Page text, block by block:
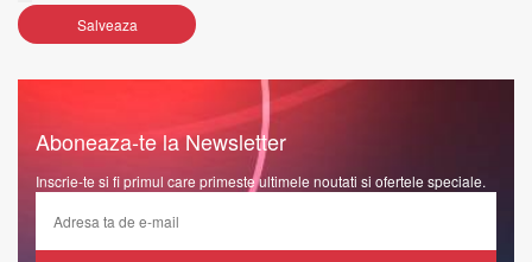
Salveaza
Aboneaza-te la Newsletter
Inscrie-te si fi primul care primeste ultimele noutati si ofertele speciale.